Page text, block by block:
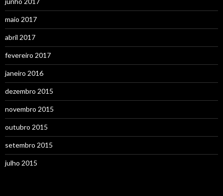
maio 2017
abril 2017
fevereiro 2017
janeiro 2016
dezembro 2015
novembro 2015
outubro 2015
setembro 2015
julho 2015